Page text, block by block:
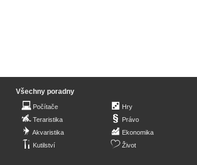
Všechny poradny
Počítače
Teraristika
Akvaristika
Kutilství
Hry
Právo
Ekonomika
Život